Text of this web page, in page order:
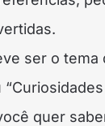
ser o tema
quer